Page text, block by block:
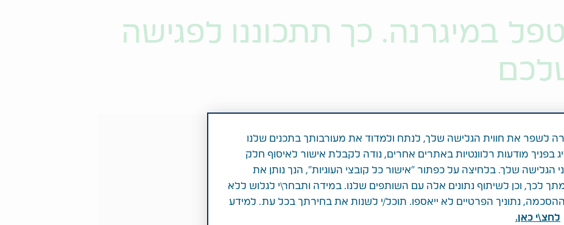
במיגרנה. כך תתכוננו לפגישה
לשפר את חווית הגלישה שלך, לנתח ולמדוד את מעורבותך בתכנים שלנו
בפניך מודעות רלוונטיות באתרים אחרים, נודה לקבלת אישור לאיסוף חלק
הגלישה שלך. בלחיצה על כפתור "אישור כל קובצי העוגיות", הנך נותן את
לכך, וכן לשיתוף נתונים אלה עם השותפים שלנו. במידה ותבחר\י לגלוש ללא
נתוניך הפרטיים לא ייאספו. תוכל/י לשנות את בחירתך בכל עת. למידע
לחצ\י כאן.